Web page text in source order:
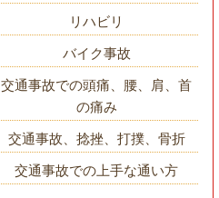
リハビリ
バイク事故
交通事故での頭痛、腰、肩、首
の痛み
交通事故、捻挫、打撲、骨折
交通事故での上手な通い方